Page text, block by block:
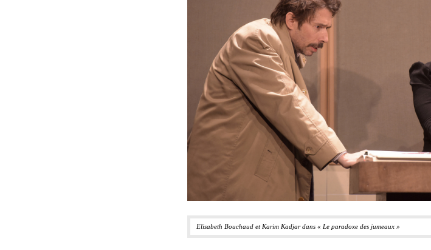
Elisabeth Bouchaud et Karim Kadjar dans « Le paradoxe des jumeaux »